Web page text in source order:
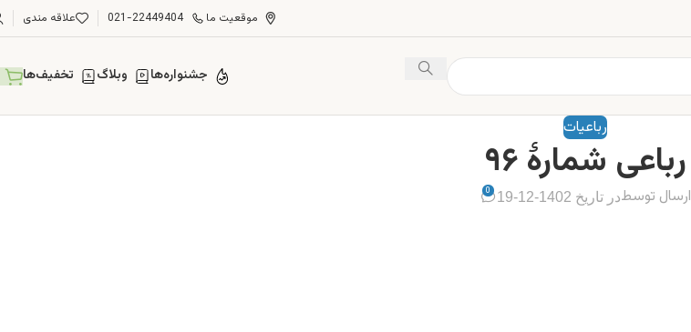
موقعیت ما 021-22449404 علاقه مندی
جشنواره‌ها وبلاگ تخفیف‌ها
رباعیات
رباعی شمارهٔ ۹۶
ارسال توسطدر تاریخ 1402-12-19 0